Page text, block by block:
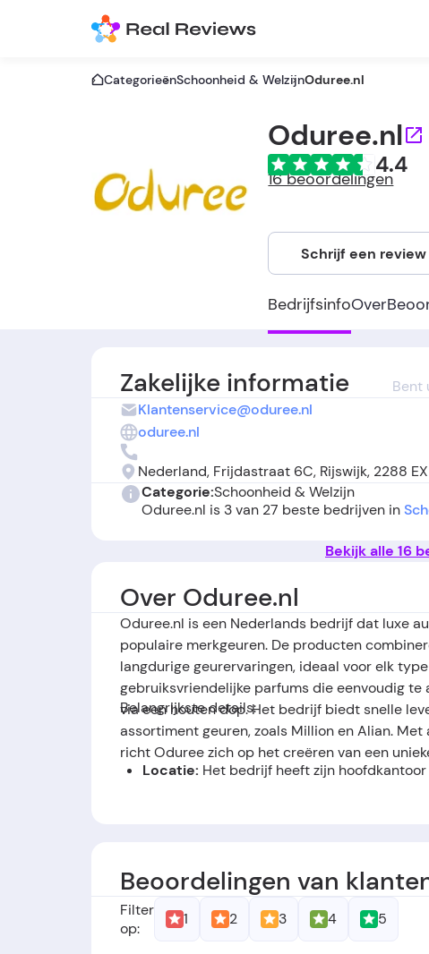
CategorieënSchoonheid & WelzijnOduree.nl
Oduree.nl
4.4
16 beoordelingen
Schrijf een review
BedrijfsinfoOver
Zakelijke informatie Bent
Klantenservice@oduree.nl
oduree.nl
Nederland, Frijdastraat 6C, Rijswijk, 2288 EX
Categorie:Schoonheid & Welzijn
Oduree.nl is 3 van 27 beste bedrijven in
Bekijk alle 16
Over Oduree.nl
Oduree.nl is een Nederlands bedrijf dat luxe
populaire merkgeuren. De producten
langdurige geurervaringen, ideaal voor elk
gebruiksvriendelijke parfums die eenvoudig
via een houten dop. Het bedrijf biedt snelle
assortiment geuren, zoals Million en Alian.
richt Oduree zich op het creëren van een
Belangrijkste details:
Locatie: Het bedrijf heeft zijn hoofdkantoor
Beoordelingen van
Filter
op:
1 2 3 4 5